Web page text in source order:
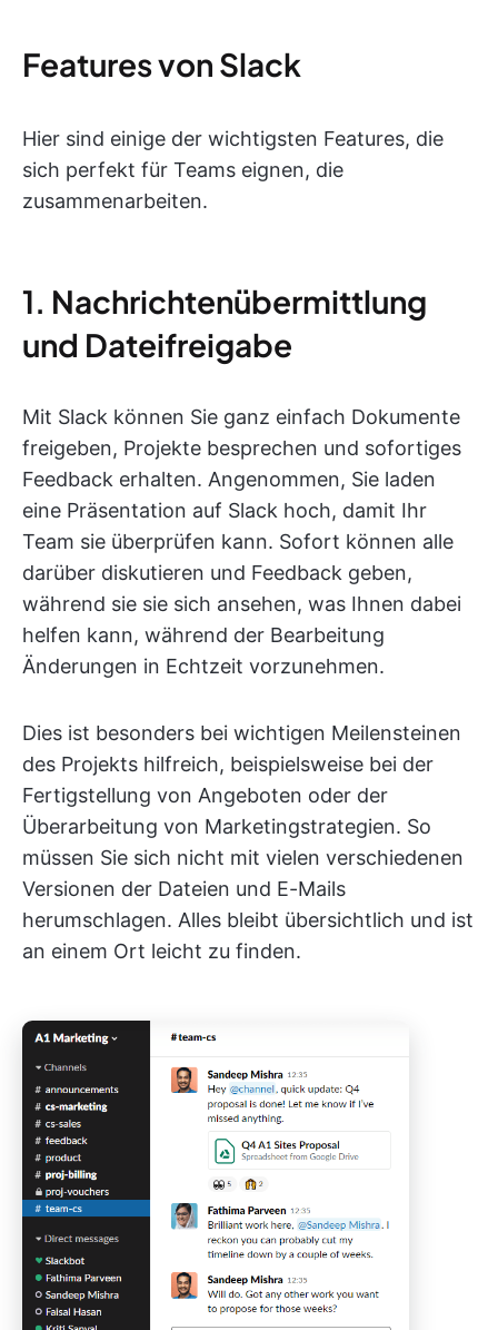
Features von Slack
Hier sind einige der wichtigsten Features, die
sich perfekt für Teams eignen, die
zusammenarbeiten.
1. Nachrichtenübermittlung
und Dateifreigabe
Mit Slack können Sie ganz einfach Dokumente
freigeben, Projekte besprechen und sofortiges
Feedback erhalten. Angenommen, Sie laden
eine Präsentation auf Slack hoch, damit Ihr
Team sie überprüfen kann. Sofort können alle
darüber diskutieren und Feedback geben,
während sie sie sich ansehen, was Ihnen dabei
helfen kann, während der Bearbeitung
Änderungen in Echtzeit vorzunehmen.
Dies ist besonders bei wichtigen Meilensteinen
des Projekts hilfreich, beispielsweise bei der
Fertigstellung von Angeboten oder der
Überarbeitung von Marketingstrategien. So
müssen Sie sich nicht mit vielen verschiedenen
Versionen der Dateien und E-Mails
herumschlagen. Alles bleibt übersichtlich und ist
an einem Ort leicht zu finden.